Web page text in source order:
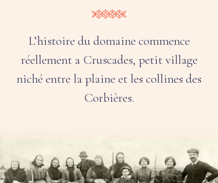
L’histoire du domaine commence
réellement a Cruscades, petit village
niché entre la plaine et les collines des
Corbières.